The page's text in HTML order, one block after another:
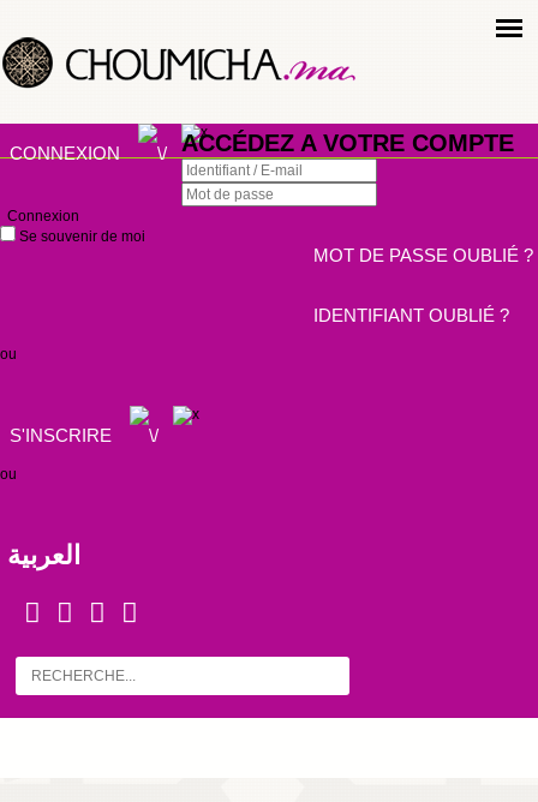
CONNEXION ACCÉDEZ A VOTRE COMPTE
Connexion
Se souvenir de moi
MOT DE PASSE OUBLIÉ ?
IDENTIFIANT OUBLIÉ ?
ou
S'INSCRIRE
ou
العربية